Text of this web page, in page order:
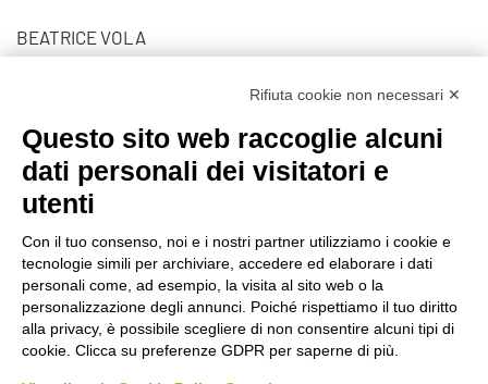
BEATRICE VOLA
Prec
©2020 GFBONLUS.IT - GRUPPO FAMILIARI BETA-SARCOGLICANOPATIE
+39 328 0075986 INFO@BETA-SARCOGLICANOPATIE.IT
VIA CIVASCA 112 23018TALAMONA - SO ITALIA
Rifiuta cookie non necessari ✕
Questo sito web raccoglie alcuni
dati personali dei visitatori e
utenti
Con il tuo consenso, noi e i nostri partner utilizziamo i cookie e
tecnologie simili per archiviare, accedere ed elaborare i dati
personali come, ad esempio, la visita al sito web o la
personalizzazione degli annunci. Poiché rispettiamo il tuo diritto
alla privacy, è possibile scegliere di non consentire alcuni tipi di
cookie. Clicca su preferenze GDPR per saperne di più.